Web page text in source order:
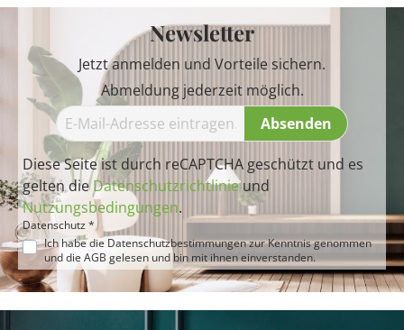
Newsletter
Jetzt anmelden und Vorteile sichern.
Abmeldung jederzeit möglich.
Absenden
Diese Seite ist durch reCAPTCHA geschützt und es
gelten dieDatenschutzrichtlinieund
Nutzungsbedingungen.
Datenschutz *
Ich habe die Datenschutzbestimmungenzur Kenntnis genommen
und die AGB gelesen und bin mit ihnen einverstanden.